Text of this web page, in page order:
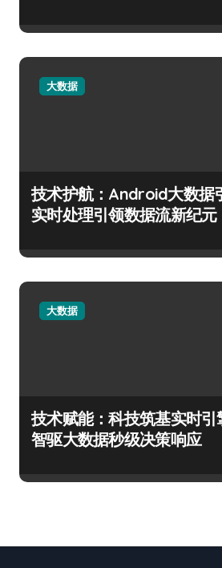
大数据
技术护航：Android大数据
实时处理引领数据流新纪元
大数据
技术赋能：科技筑基实时引
智驱大数据秒级决策响应